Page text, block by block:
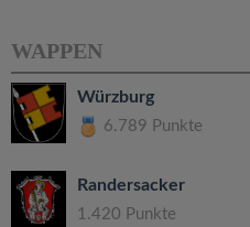
WAPPEN
Würzburg
6.789 Punkte
Randersacker
1.420 Punkte